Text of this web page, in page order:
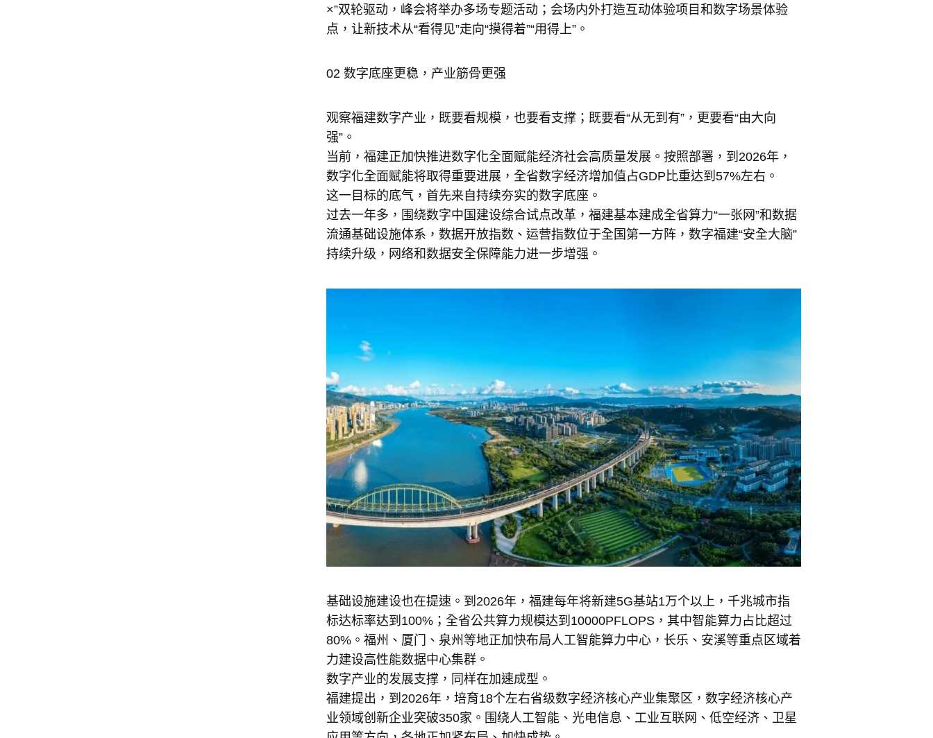
×”双轮驱动，峰会将举办多场专题活动；会场内外打造互动体验项目和数字场景体验
点，让新技术从“看得见”走向“摸得着”“用得上”。
02 数字底座更稳，产业筋骨更强
观察福建数字产业，既要看规模，也要看支撑；既要看“从无到有”，更要看“由大向
强”。
当前，福建正加快推进数字化全面赋能经济社会高质量发展。按照部署，到2026年，
数字化全面赋能将取得重要进展，全省数字经济增加值占GDP比重达到57%左右。
这一目标的底气，首先来自持续夯实的数字底座。
过去一年多，围绕数字中国建设综合试点改革，福建基本建成全省算力“一张网”和数据
流通基础设施体系，数据开放指数、运营指数位于全国第一方阵，数字福建“安全大脑”
持续升级，网络和数据安全保障能力进一步增强。
基础设施建设也在提速。到2026年，福建每年将新建5G基站1万个以上，千兆城市指
标达标率达到100%；全省公共算力规模达到10000PFLOPS，其中智能算力占比超过
80%。福州、厦门、泉州等地正加快布局人工智能算力中心，长乐、安溪等重点区域着
力建设高性能数据中心集群。
数字产业的发展支撑，同样在加速成型。
福建提出，到2026年，培育18个左右省级数字经济核心产业集聚区，数字经济核心产
业领域创新企业突破350家。围绕人工智能、光电信息、工业互联网、低空经济、卫星